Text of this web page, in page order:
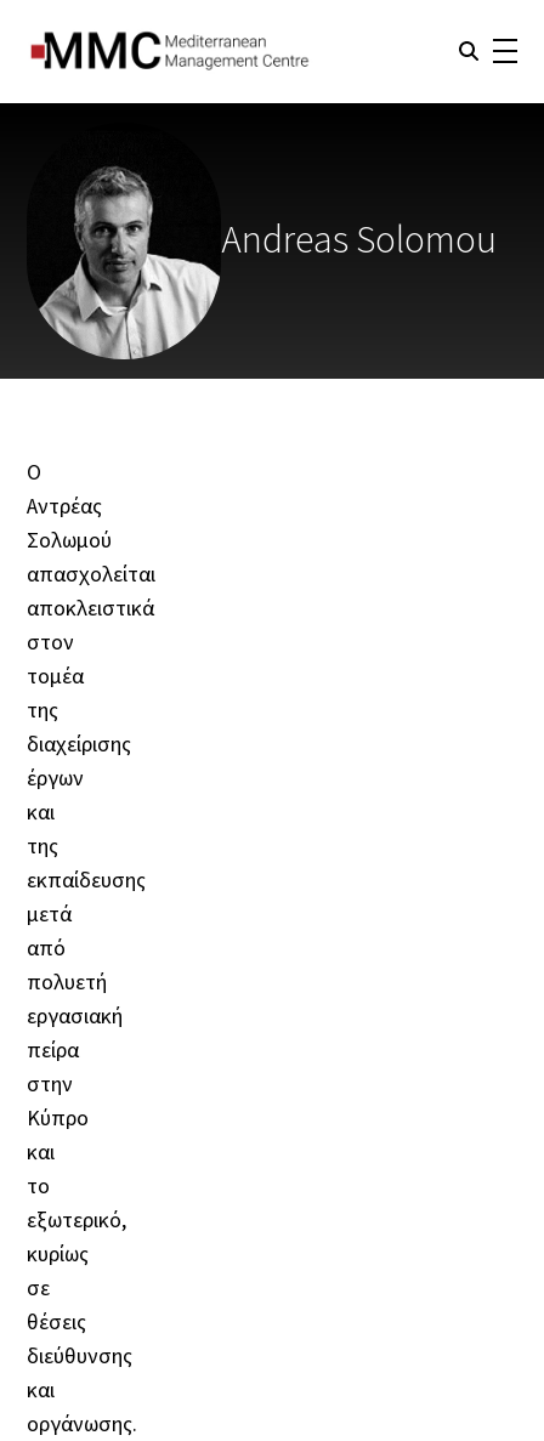
Andreas Solomou
Ο
Αντρέας
Σολωμού
απασχολείται
αποκλειστικά
στον
τομέα
της
διαχείρισης
έργων
και
της
εκπαίδευσης
μετά
από
πολυετή
εργασιακή
πείρα
στην
Κύπρο
και
το
εξωτερικό,
κυρίως
σε
θέσεις
διεύθυνσης
και
οργάνωσης.